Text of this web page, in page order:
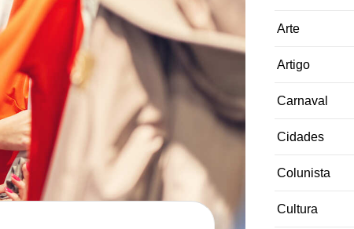
Arte
Artigo
Carnaval
Cidades
Colunista
Cultura